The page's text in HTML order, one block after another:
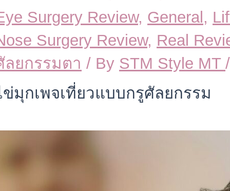
Surgery Review, General ,
Surgery Review, Real
ลยกรรมตา / By STM Style MT
ข่มุกเพจเที่ยวแบบกรูศัลยกรรม